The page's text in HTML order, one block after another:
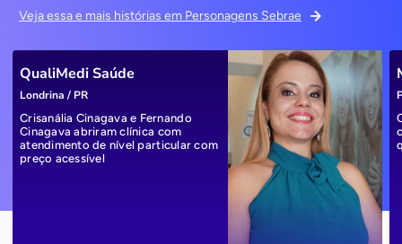
Veja essa e mais histórias em Personagens Sebrae
QualiMedi Saúde
Londrina / PR
Crisanália Cinagava e Fernando
Cinagava abriram clínica com
atendimento de nível particular com
preço acessível